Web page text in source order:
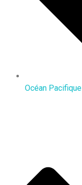
Océan Pacifique